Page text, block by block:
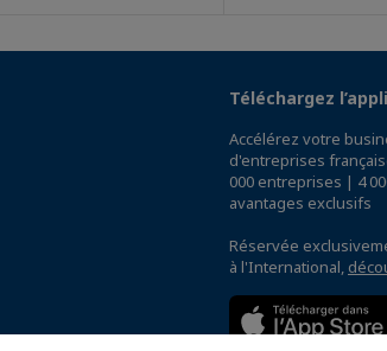
Téléchargez
Accélérez votre
d'entreprises
000 entreprises | 4
avantages exclusifs
Réservée
à l'International,